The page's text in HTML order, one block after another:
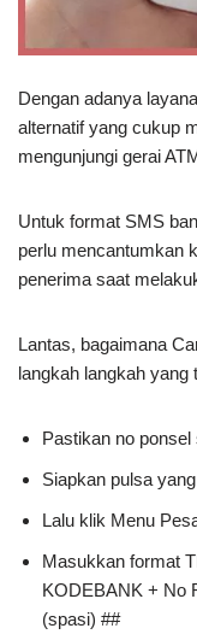
Dengan adanya
alternatif yang cukup
mengunjungi gerai
Untuk format SMS
perlu mencantumkan
penerima saat
Lantas, bagaimana
langkah langkah yang
Pastikan no
Siapkan pulsa
Lalu klik Menu
Masukkan format
KODEBANK + No
(spasi) ##